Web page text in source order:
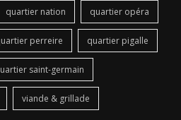
quartier nation quartier opéra
perreire quartier pigalle
saint-germain
viande & grillade